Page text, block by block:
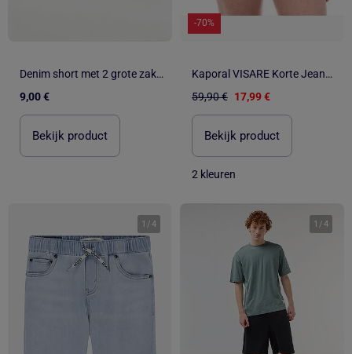
Denim short met 2 grote zakken
9,00 €
Bekijk product
-70%
Kaporal VISARE Korte Jeansbroek Dames Blauw
59,90 € 17,99 €
Bekijk product
2 kleuren
1 /4 1 /4